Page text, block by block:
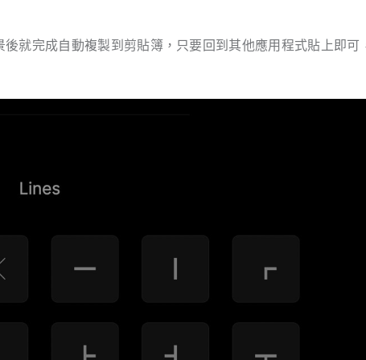
就完成自動複製到剪貼簿，只要回到其他應用程式貼上即可